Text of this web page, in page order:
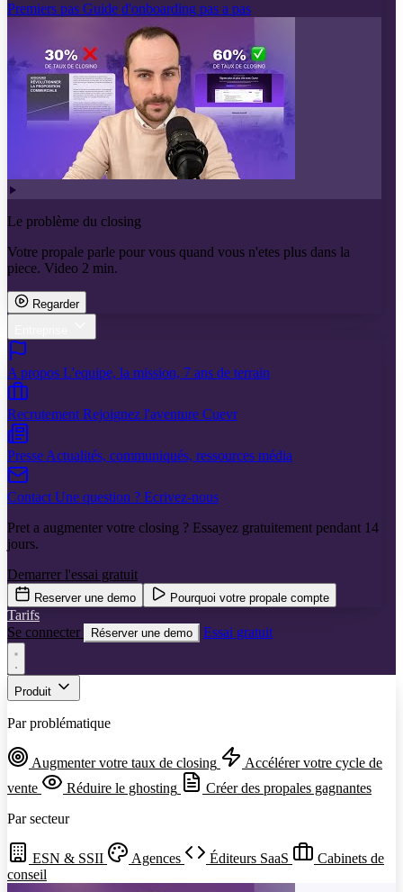
Premiers pas Guide d'onboarding pas a pas
Le problème du closing
Votre propale parle pour vous quand vous n'etes plus dans la
piece. Video 2 min.
Regarder
A propos L'equipe, la mission, 7 ans de terrain
Recrutement Rejoignez l'aventure Cuevr
Presse Actualités, communiqués, ressources média
Contact Une question ? Ecrivez-nous
Pret a augmenter votre closing ? Essayez gratuitement pendant 14
jours.
Demarrer l'essai gratuit
Reserver une demo Pourquoi votre propale compte
Tarifs
Se connecter
Réserver une demo Essai gratuit
Produit
Par problématique
Augmenter votre taux de closing
Accélérer votre cycle de
vente
Réduire le ghosting
Créer des propales gagnantes
Par secteur
ESN & SSII Agences Éditeurs SaaS
Cabinets de
conseil